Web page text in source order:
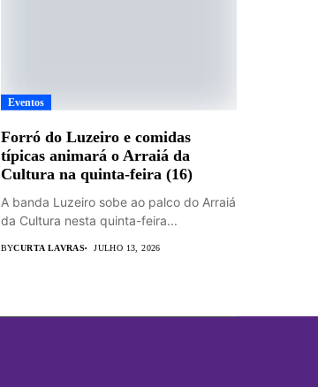
Eventos
Forró do Luzeiro e comidas
típicas animará o Arraiá da
Cultura na quinta-feira (16)
A banda Luzeiro sobe ao palco do Arraiá
da Cultura nesta quinta-feira...
BYCURTA LAVRAS JULHO 13, 2026